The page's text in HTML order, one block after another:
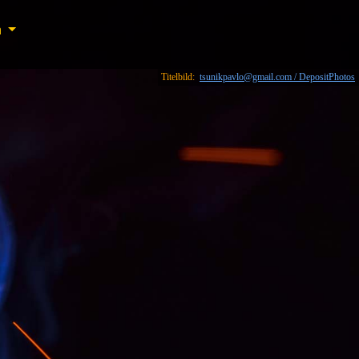
Titelbild: tsunikpavlo@gmail.com / DepositPhotos